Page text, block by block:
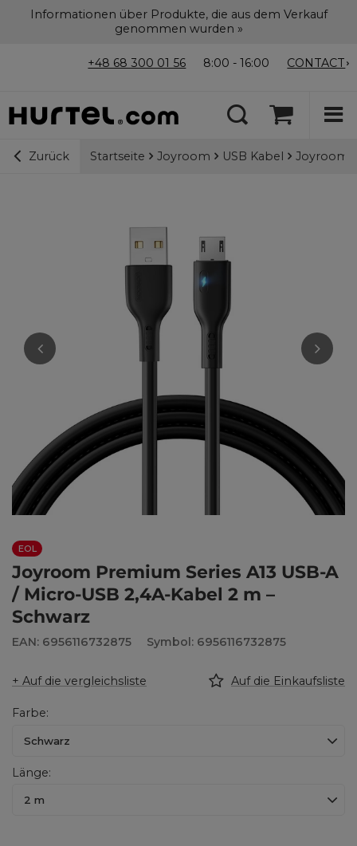
Informationen über Produkte, die aus dem Verkauf
genommen wurden »
+48 68 300 01 56 8:00 - 16:00 CONTACT
Zurück Startseite Joyroom USB Kabel Joyroom
EOL
Joyroom Premium Series A13 USB-A
/ Micro-USB 2,4A-Kabel 2 m –
Schwarz
EAN: 6956116732875 Symbol: 6956116732875
+ Auf die vergleichsliste Auf die Einkaufsliste
Farbe
Schwarz
Länge
2 m